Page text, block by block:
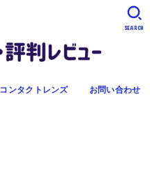
コンタクトレンズ お問い合わせ
SEARCH